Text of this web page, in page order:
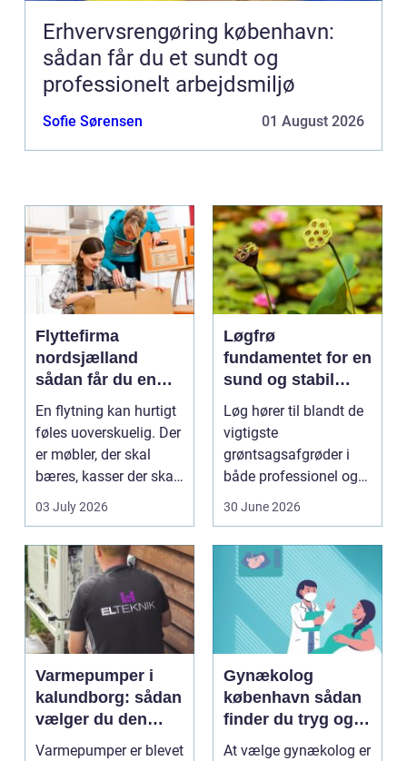
Erhvervsrengøring københavn:
sådan får du et sundt og
professionelt arbejdsmiljø
Sofie Sørensen 01 August 2026
Flyttefirma
nordsjælland
sådan får du en
tryg og effektiv
flytning
En flytning kan hurtigt
føles uoverskuelig. Der
er møbler, der skal
bæres, kasser der skal
pakkes, o...
03 July 2026
Løgfrø
fundamentet for en
sund og stabil
løgavl
Løg hører til blandt de
vigtigste
grøntsagsafgrøder i
både professionel og
hobbybaseret
30 June 2026
Varmepumper i
kalundborg: sådan
vælger du den
rigtige løsning
Varmepumper er blevet
Gynækolog
københavn sådan
finder du tryg og
professionel hjælp
At vælge gynækolog er